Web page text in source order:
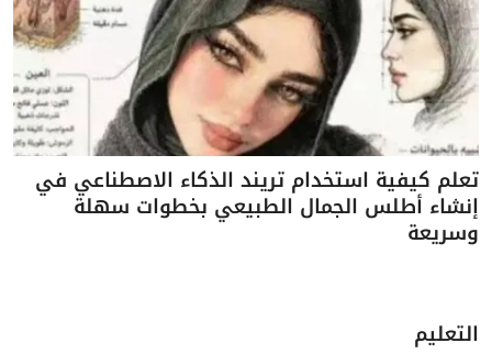
تعلم كيفية استخدام تريند الذكاء الاصطناعي في
إنشاء أطلس الجمال الطبيعي بخطوات سهلة
وسريعة
التعليم